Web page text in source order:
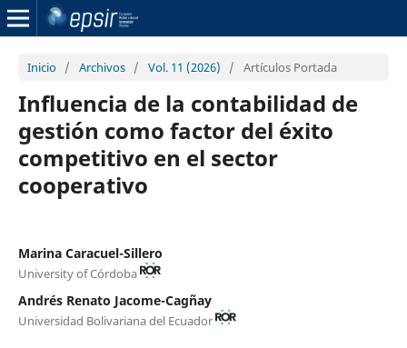
Inicio / Archivos / Vol. 11 (2026) / Artículos Portada
Influencia de la contabilidad de
gestión como factor del éxito
competitivo en el sector
cooperativo
Marina Caracuel-Sillero
University of Córdoba
Andrés Renato Jacome-Cagñay
Universidad Bolivariana del Ecuador